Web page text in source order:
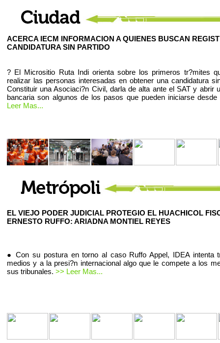
ACERCA IECM INFORMACION A QUIENES BUSCAN
CANDIDATURA SIN PARTIDO
? El Micrositio Ruta Indi orienta sobre los primeros tr?mites
realizar las personas interesadas en obtener una candidatura
Constituir una Asociaci?n Civil, darla de alta ante el SAT y abrir
bancaria son algunos de los pasos que pueden iniciarse
Leer Mas...
EL VIEJO PODER JUDICIAL PROTEGIO EL HUACHICOL
ERNESTO RUFFO: ARIADNA MONTIEL REYES
● Con su postura en torno al caso Ruffo Appel, IDEA intenta
medios y a la presi?n internacional algo que le compete a los
sus tribunales. >> Leer Mas...